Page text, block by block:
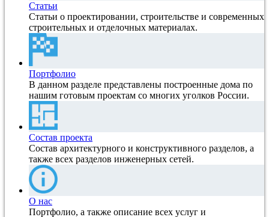
Статьи
Статьи о проектировании, строительстве и современных
строительных и отделочных материалах.
Портфолио
В данном разделе представлены построенные дома по
нашим готовым проектам со многих уголков России.
Состав проекта
Состав архитектурного и конструктивного разделов, а
также всех разделов инженерных сетей.
О нас
Портфолио, а также описание всех услуг и